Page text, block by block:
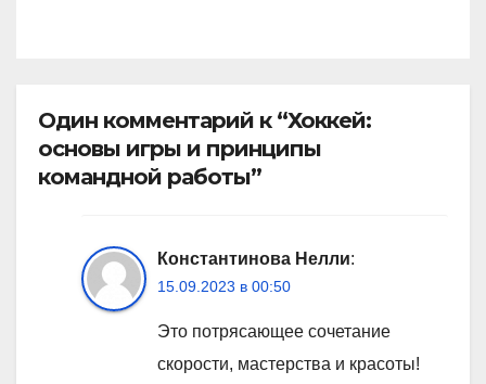
Один комментарий к “Хоккей:
основы игры и принципы
командной работы”
Константинова Нелли:
15.09.2023 в 00:50
Это потрясающее сочетание
скорости, мастерства и красоты!